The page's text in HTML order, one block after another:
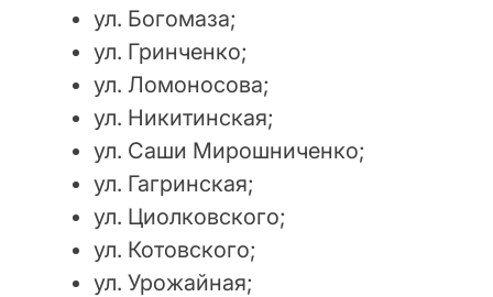
ул. Богомаза;
ул. Гринченко;
ул. Ломоносова;
ул. Никитинская;
ул. Саши Мирошниченко;
ул. Гагринская;
ул. Циолковского;
ул. Котовского;
ул. Урожайная;